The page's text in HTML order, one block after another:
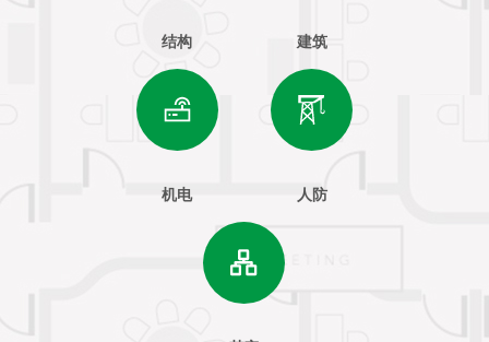
结构 建筑
机电 人防